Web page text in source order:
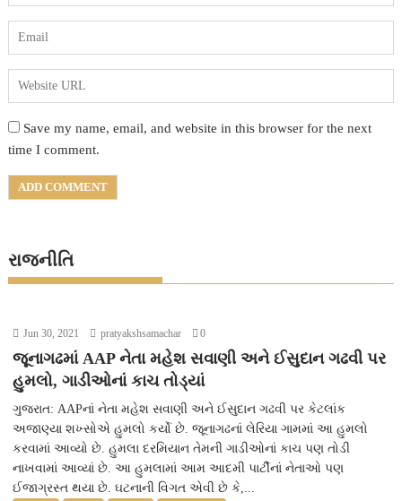
Save my name, email, and website in this browser for the next
time I comment.
રાજનીતિ
Jun 30, 2021 pratyakshsamachar 0
જૂનાગઢમાં AAP નેતા મહેશ સવાણી અને ઈસુદાન ગઢવી પર
હુમલો, ગાડીઓનાં કાચ તોડ્યાં
ગુજરાત: AAPનાં નેતા મહેશ સવાણી અને ઈસુદાન ગઢવી પર કેટલાંક
અજાણ્યા શખ્સોએ હુમલો કર્યો છે. જૂનાગઢનાં લેરિયા ગામમાં આ હુમલો
કરવામાં આવ્યો છે. હુમલા દરમિયાન તેમની ગાડીઓનાં કાચ પણ તોડી
નાખવામાં આવ્યાં છે. આ હુમલામાં આમ આદમી પાર્ટીનાં નેતાઓ પણ
ઈજાગ્રસ્ત થયા છે. ઘટનાની વિગત એવી છે કે,...